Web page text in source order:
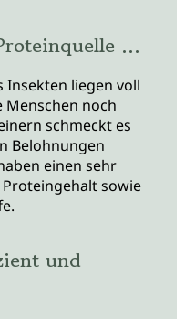
...
Insekten liegen voll
Menschen noch
schmeckt es
Belohnungen
einen sehr
sowie
und